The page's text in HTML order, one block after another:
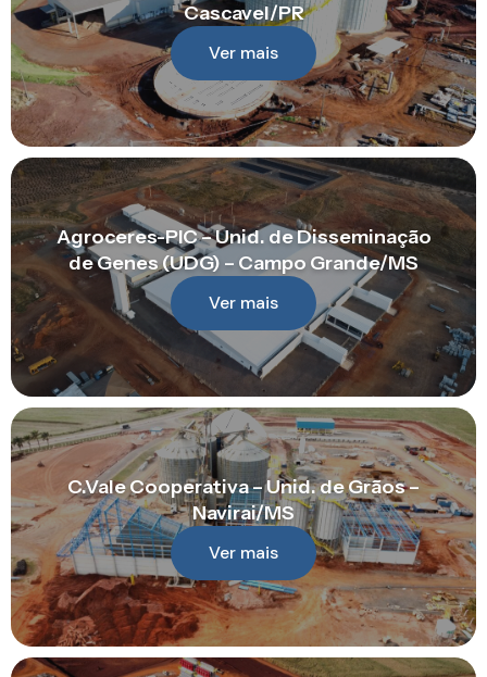
Cascavel/PR
Ver mais
Agroceres-PIC – Unid. de Disseminação
de Genes (UDG) – Campo Grande/MS
Ver mais
C.Vale Cooperativa – Unid. de Grãos –
Navirai/MS
Ver mais